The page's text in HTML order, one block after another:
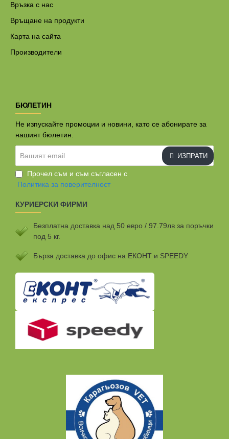
Връзка с нас
Връщане на продукти
Карта на сайта
Производители
БЮЛЕТИН
Не изпускайте промоции и новини, като се абонирате за
нашият бюлетин.
email
ИЗПРАТИ
Прочел съм и съм съгласен с
Политика за поверителност
КУРИЕРСКИ ФИРМИ
Безплатна доставка над 50 евро / 97.79лв за поръчки
под 5 кг.
Бързa доставка до офис на ЕКОНТ и SPEEDY